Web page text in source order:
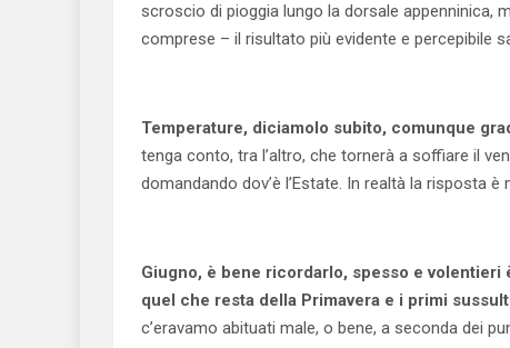
scroscio di pioggia lungo la dorsale appenninica,
comprese – il risultato più evidente e percepibile
Temperature, diciamolo subito, comunque
tenga conto, tra l’altro, che tornerà a soffiare il
domandando dov’è l’Estate. In realtà la risposta
Giugno, è bene ricordarlo, spesso e
quel che resta della Primavera e i primi
c’eravamo abituati male, o bene, a seconda dei